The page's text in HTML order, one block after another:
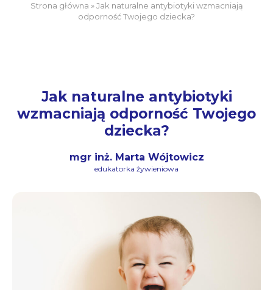
Strona główna »Jak naturalne antybiotyki wzmacniają
odporność Twojego dziecka?
Jak naturalne antybiotyki
wzmacniają odporność Twojego
dziecka?
mgr inż. Marta Wójtowicz
edukatorka żywieniowa